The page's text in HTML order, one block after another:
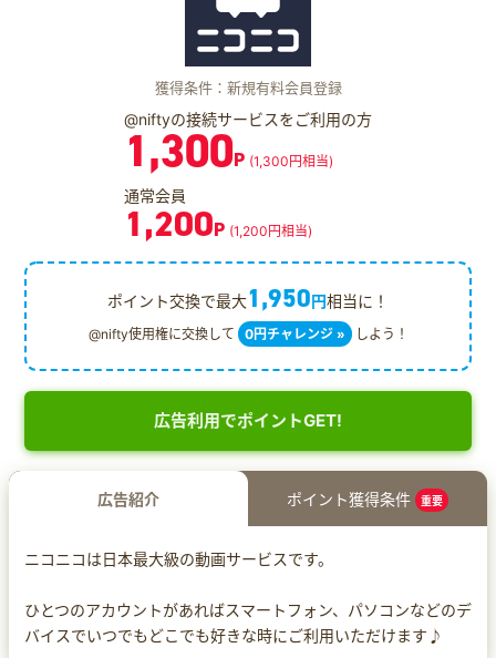
獲得条件：新規有料会員登録
@niftyの接続サービスをご利用の方
1,300P (1,300円相当)
通常会員
1,200P (1,200円相当)
ポイント交換で最大1,950円相当に！
@nifty使用権に交換して 0円チャレンジ » しよう！
広告利用でポイントGET!
広告紹介 ポイント獲得条件 重要
ニコニコは日本最大級の動画サービスです。
ひとつのアカウントがあればスマートフォン、パソコンなどのデ
バイスでいつでもどこでも好きな時にご利用いただけます♪